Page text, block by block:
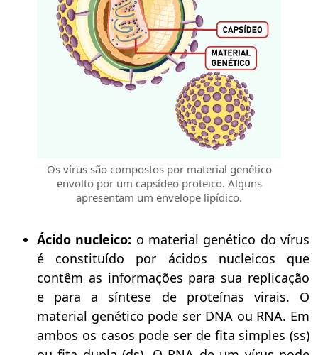
Os vírus são compostos por material genético
envolto por um capsídeo proteico. Alguns
apresentam um envelope lipídico.
Ácido nucleico: o material genético do vírus
é constituído por ácidos nucleicos que
contêm as informações para sua replicação
e para a síntese de proteínas virais. O
material genético pode ser DNA ou RNA. Em
ambos os casos pode ser de fita simples (ss)